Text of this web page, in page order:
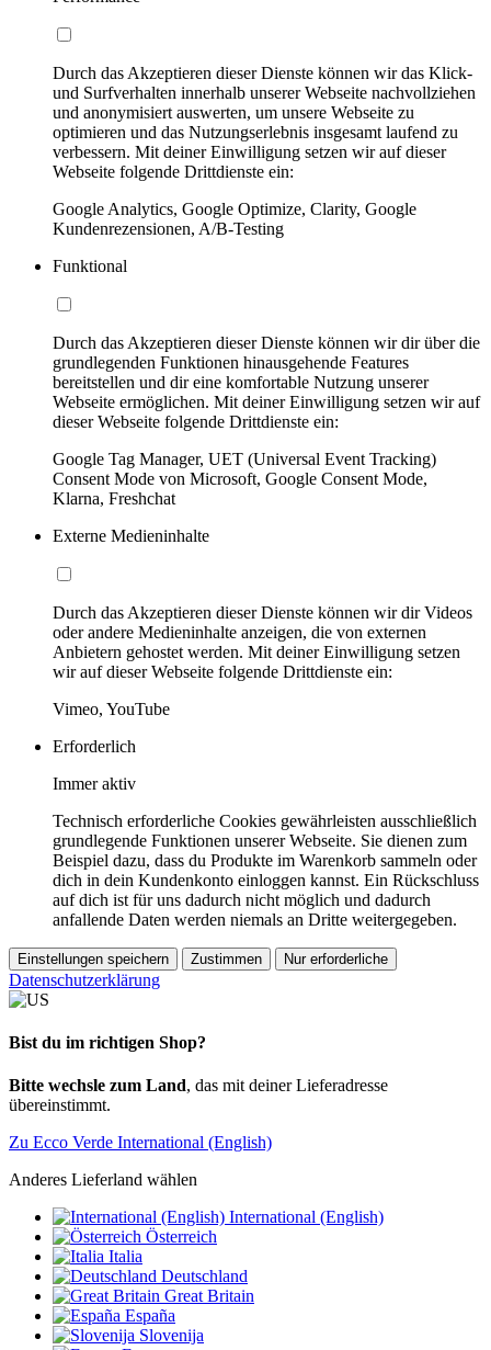
Durch das Akzeptieren dieser Dienste können wir das Klick-
und Surfverhalten innerhalb unserer Webseite nachvollziehen
und anonymisiert auswerten, um unsere Webseite zu
optimieren und das Nutzungserlebnis insgesamt laufend zu
verbessern. Mit deiner Einwilligung setzen wir auf dieser
Webseite folgende Drittdienste ein:
Google Analytics, Google Optimize, Clarity, Google
Kundenrezensionen, A/B-Testing
Funktional
Durch das Akzeptieren dieser Dienste können wir dir über die
grundlegenden Funktionen hinausgehende Features
bereitstellen und dir eine komfortable Nutzung unserer
Webseite ermöglichen. Mit deiner Einwilligung setzen wir auf
dieser Webseite folgende Drittdienste ein:
Google Tag Manager, UET (Universal Event Tracking)
Consent Mode von Microsoft, Google Consent Mode,
Klarna, Freshchat
Externe Medieninhalte
Durch das Akzeptieren dieser Dienste können wir dir Videos
oder andere Medieninhalte anzeigen, die von externen
Anbietern gehostet werden. Mit deiner Einwilligung setzen
wir auf dieser Webseite folgende Drittdienste ein:
Vimeo, YouTube
Erforderlich
Immer aktiv
Technisch erforderliche Cookies gewährleisten ausschließlich
grundlegende Funktionen unserer Webseite. Sie dienen zum
Beispiel dazu, dass du Produkte im Warenkorb sammeln oder
dich in dein Kundenkonto einloggen kannst. Ein Rückschluss
auf dich ist für uns dadurch nicht möglich und dadurch
anfallende Daten werden niemals an Dritte weitergegeben.
Einstellungen speichern Zustimmen Nur erforderliche
Datenschutzerklärung
Bist du im richtigen Shop?
Bitte wechsle zum Land, das mit deiner Lieferadresse
übereinstimmt.
Zu Ecco Verde International (English)
Anderes Lieferland wählen
International (English)
Österreich
Italia
Deutschland
Great Britain
España
Slovenija